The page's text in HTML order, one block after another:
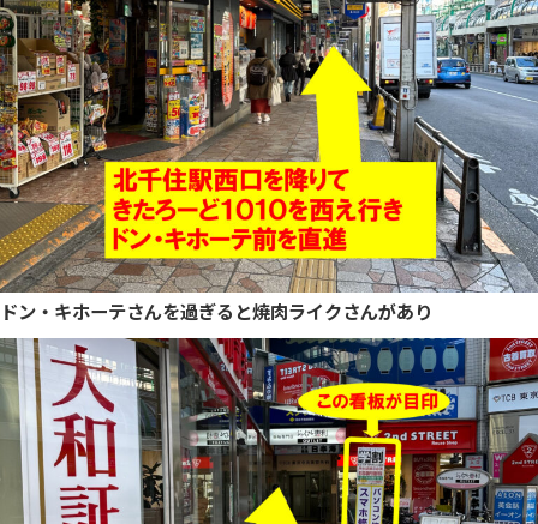
ドン・キホーテさんを過ぎると焼肉ライクさんがあり